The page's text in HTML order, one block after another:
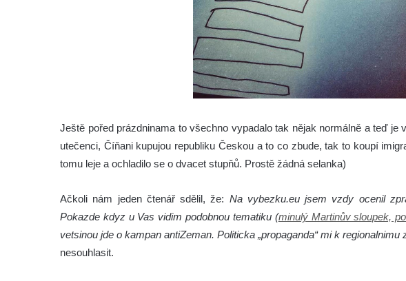
Ještě pořed prázdninama to všechno vypadalo tak nějak normálně a teď je
utečenci, Číňani kupujou republiku Českou a to co zbude, tak to koupí
tomu leje a ochladilo se o dvacet stupňů. Prostě žádná selanka)
Ačkoli nám jeden čtenář sdělil, že: Na vybezku.eu jsem vzdy ocenil
Pokazde kdyz u Vas vidim podobnou tematiku (minulý Martinův sloupek,
vetsinou jde o kampan antiZeman. Politicka „propaganda“ mi k
nesouhlasit.